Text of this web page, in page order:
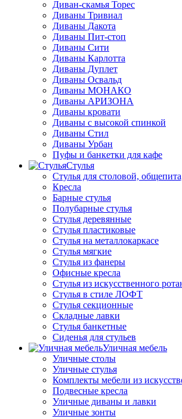
Диван-скамья Торес
Диваны Тривиал
Диваны Дакота
Диваны Пит-стоп
Диваны Сити
Диваны Карлотта
Диваны Дуплет
Диваны Освальд
Диваны МОНАКО
Диваны АРИЗОНА
Диваны кровати
Диваны с высокой спинкой
Диваны Стил
Диваны Урбан
Пуфы и банкетки для кафе
Стулья
Стулья для столовой,
Кресла
Барные стулья
Полубарные стулья
Стулья деревянные
Стулья пластиковые
Стулья на металлокаркасе
Стулья мягкие
Стулья из фанеры
Офисные кресла
Стулья из искусственного
Стулья в стиле ЛОФТ
Стулья секционные
Складные лавки
Стулья банкетные
Сиденья для стульев
Уличная мебель
Уличные столы
Уличные стулья
Комплекты мебели из
Подвесные кресла
Уличные диваны и лавки
Уличные зонты